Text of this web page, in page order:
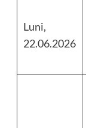
Luni,
22.06.2026